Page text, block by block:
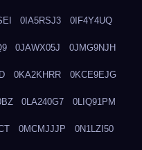
0IA5RSJ3 0IF4Y4UQ
0JAWX05J 0JMG9NJH
0KA2KHRR 0KCE9EJG
0LA240G7 0LIQ91PM
0MCMJJJP 0N1LZI50